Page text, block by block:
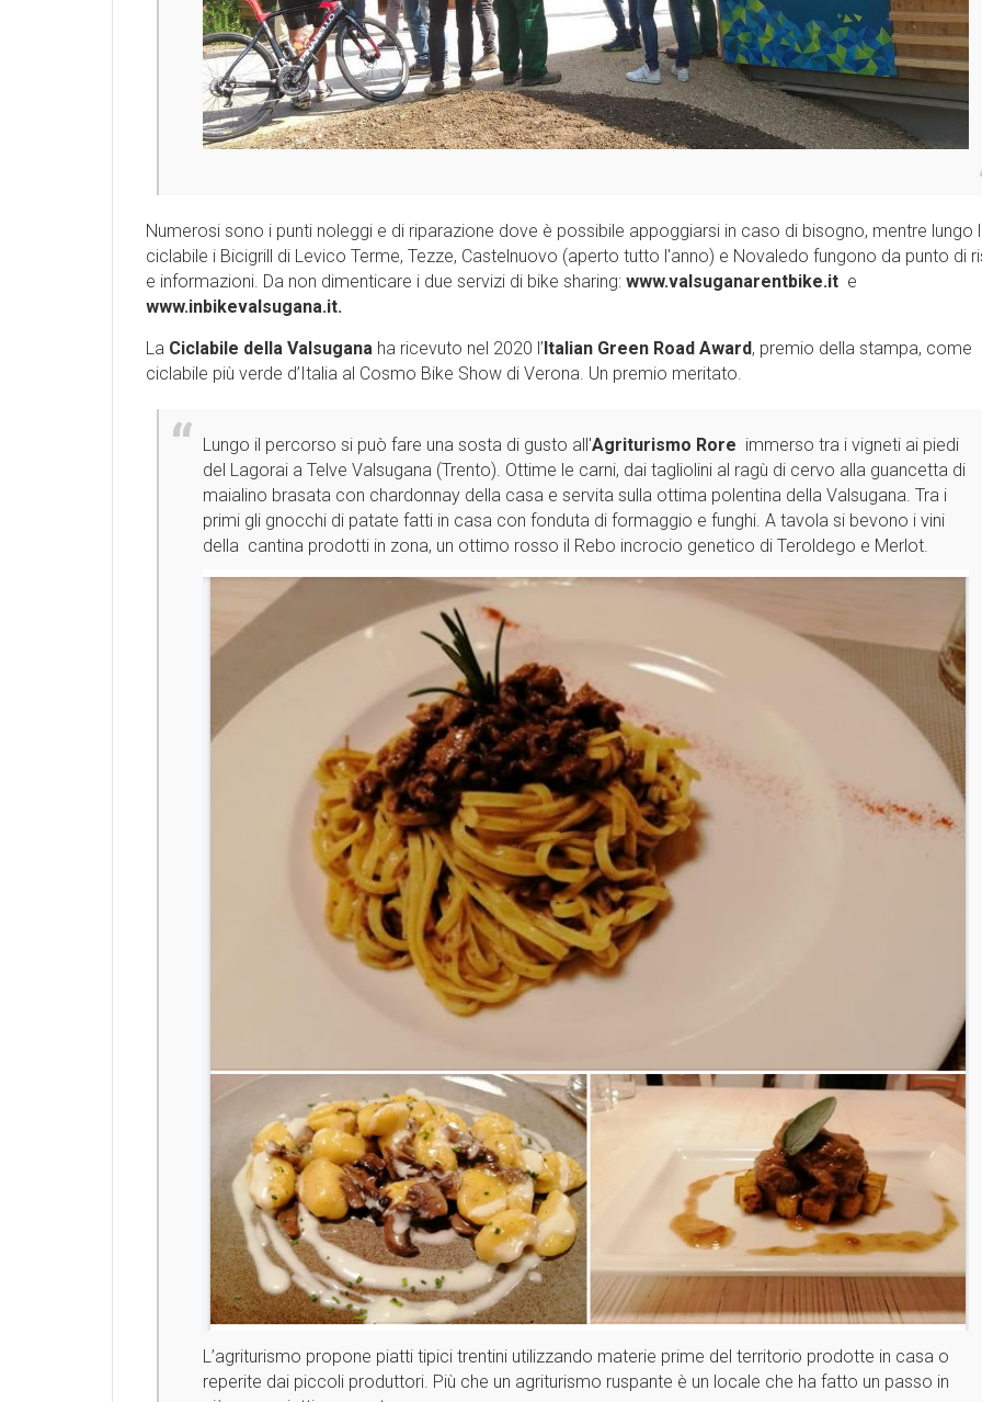
Numerosi sono i punti noleggi e di riparazione dove è possibile appoggiarsi in caso di bisogno, mentre lungo
ciclabile i Bicigrill di Levico Terme, Tezze, Castelnuovo (aperto tutto l'anno) e Novaledo fungono da punto di
e informazioni. Da non dimenticare i due servizi di bike sharing: www.valsuganarentbike.it e
www.inbikevalsugana.it.
La Ciclabile della Valsugana ha ricevuto nel 2020 l’Italian Green Road Award, premio della stampa, come
ciclabile più verde d’Italia al Cosmo Bike Show di Verona. Un premio meritato.
Lungo il percorso si può fare una sosta di gusto all'Agriturismo Rore immerso tra i vigneti ai piedi
del Lagorai a Telve Valsugana (Trento). Ottime le carni, dai tagliolini al ragù di cervo alla guancetta di
maialino brasata con chardonnay della casa e servita sulla ottima polentina della Valsugana. Tra i
primi gli gnocchi di patate fatti in casa con fonduta di formaggio e funghi. A tavola si bevono i vini
della cantina prodotti in zona, un ottimo rosso il Rebo incrocio genetico di Teroldego e Merlot.
L’agriturismo propone piatti tipici trentini utilizzando materie prime del territorio prodotte in casa o
reperite dai piccoli produttori. Più che un agriturismo ruspante è un locale che ha fatto un passo in